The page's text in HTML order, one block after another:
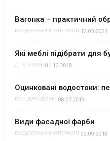
Вагонка – практичний
БУДІВЕЛЬНІ МАТЕРІАЛИ 12.03.2021
Які меблі підібрати для
ДЛЯ КУХНІ 01.10.2018
Оцинковані водостоки:
ВСЕ ДЛЯ ДОМУ 08.07.2019
Види фасадної фарби
БУДІВЕЛЬНІ МАТЕРІАЛИ 03.09.2018